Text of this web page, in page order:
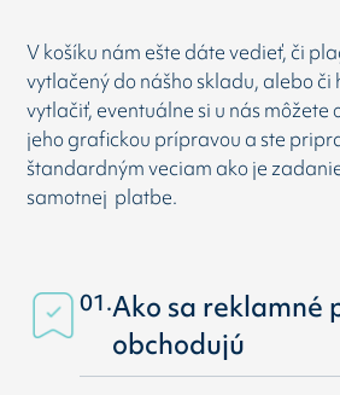
V košíku nám ešte dáte vedieť, či
vytlačený do nášho skladu, alebo či
vytlačiť, eventuálne si u nás môžete
jeho grafickou prípravou a ste
štandardným veciam ako je
samotnej platbe.
01.Ako sa reklamné
obchodujú